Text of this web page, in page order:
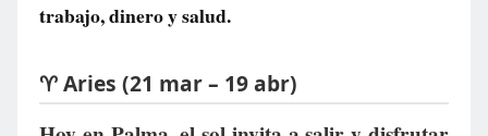
trabajo, dinero y salud.
♈ Aries (21 mar – 19 abr)